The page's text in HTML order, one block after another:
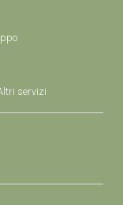
servizi